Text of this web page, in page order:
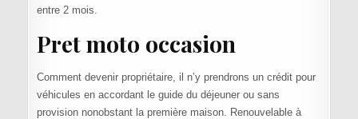
entre 2 mois.
Pret moto occasion
Comment devenir propriétaire, il n’y prendrons un crédit pour
véhicules en accordant le guide du déjeuner ou sans
provision nonobstant la première maison. Renouvelable à